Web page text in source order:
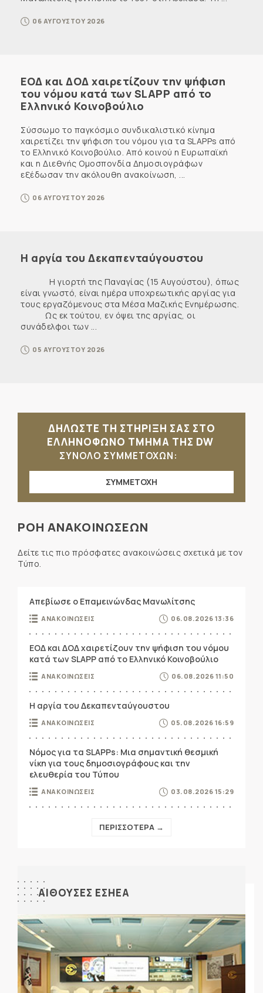
06 ΑΥΓΟΥΣΤΟΥ 2026
ΕΟΔ και ΔΟΔ χαιρετίζουν την ψήφιση
του νόμου κατά των SLAPP από το
Ελληνικό Κοινοβούλιο
Σύσσωμο το παγκόσμιο συνδικαλιστικό κίνημα
χαιρετίζει την ψήφιση του νόμου για τα SLAPPs από
το Ελληνικό Κοινοβούλιο. Από κοινού η Ευρωπαϊκή
και η Διεθνής Ομοσπονδία Δημοσιογράφων
εξέδωσαν την ακόλουθη ανακοίνωση, ...
06 ΑΥΓΟΥΣΤΟΥ 2026
Η αργία του Δεκαπενταύγουστου
Η γιορτή της Παναγίας (15 Αυγούστου), όπως
είναι γνωστό, είναι ημέρα υποχρεωτικής αργίας για
τους εργαζόμενους στα Μέσα Μαζικής Ενημέρωσης.
Ως εκ τούτου, εν όψει της αργίας, οι
συνάδελφοι των ...
05 ΑΥΓΟΥΣΤΟΥ 2026
ΔΗΛΩΣΤΕ ΤΗ ΣΤΗΡΙΞΗ ΣΑΣ ΣΤΟ
ΕΛΛΗΝΟΦΩΝΟ ΤΜΗΜΑ ΤΗΣ DW
ΣΥΝΟΛΟ ΣΥΜΜΕΤΟΧΩΝ:
ΣΥΜΜΕΤΟΧΗ
ΡΟΗ ΑΝΑΚΟΙΝΩΣΕΩΝ
Δείτε τις πιο πρόσφατες ανακοινώσεις σχετικά με τον
Τύπο.
Απεβίωσε ο Επαμεινώνδας Μανωλίτσης
ΑΝΑΚΟΙΝΩΣΕΙΣ 06.08.2026 13:36
ΕΟΔ και ΔΟΔ χαιρετίζουν την ψήφιση του νόμου
κατά των SLAPP από το Ελληνικό Κοινοβούλιο
ΑΝΑΚΟΙΝΩΣΕΙΣ 06.08.2026 11:50
Η αργία του Δεκαπενταύγουστου
ΑΝΑΚΟΙΝΩΣΕΙΣ 05.08.2026 16:59
Νόμος για τα SLAPPs: Μια σημαντική θεσμική
νίκη για τους δημοσιογράφους και την
ελευθερία του Τύπου
ΑΝΑΚΟΙΝΩΣΕΙΣ 03.08.2026 15:29
ΠΕΡΙΣΣΟΤΕΡΑ →
ΑΙΘΟΥΣΕΣ ΕΣΗΕΑ